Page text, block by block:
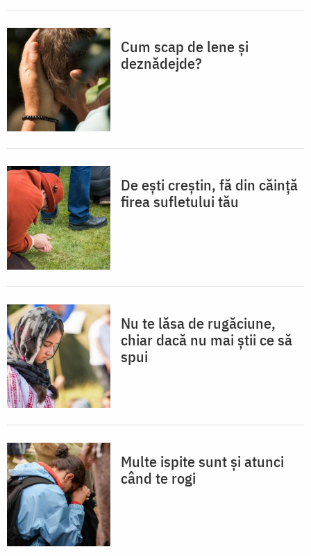
Cum scap de lene și
deznădejde?
De ești creștin, fă din căință
firea sufletului tău
Nu te lăsa de rugăciune,
chiar dacă nu mai știi ce să
spui
Multe ispite sunt și atunci
când te rogi